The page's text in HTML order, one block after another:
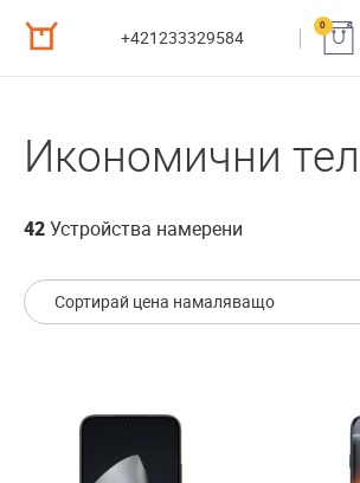
+421233329584
0
Икономични
42 Устройства намерени